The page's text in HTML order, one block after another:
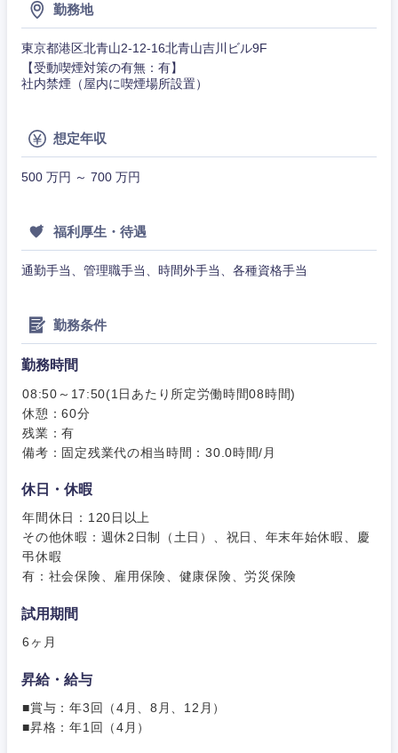
勤務地
東京都港区北青山2-12-16北青山吉川ビル9F
【受動喫煙対策の有無：有】
社内禁煙（屋内に喫煙場所設置）
想定年収
500 万円 ～ 700 万円
福利厚生・待遇
通勤手当、管理職手当、時間外手当、各種資格手当
勤務条件
勤務時間
08:50～17:50(1日あたり所定労働時間08時間)
休憩：60分
残業：有
備考：固定残業代の相当時間：30.0時間/月
休日・休暇
年間休日：120日以上
その他休暇：週休2日制（土日）、祝日、年末年始休暇、慶
弔休暇
有：社会保険、雇用保険、健康保険、労災保険
試用期間
6ヶ月
昇給・給与
■賞与：年3回（4月、8月、12月）
■昇格：年1回（4月）
ビス・制
作、ゲー
ム
技術職
職
メディカ
工管理
事務職
その他
建設・施工管理
その他
WEBサービス
コンサル・シンクタンク
マスメディア
エンターテイメント
法律・特許事務所・監査法人
人材・アウトソーシング
サービス
茨城県 栃木県
千葉県 東京都